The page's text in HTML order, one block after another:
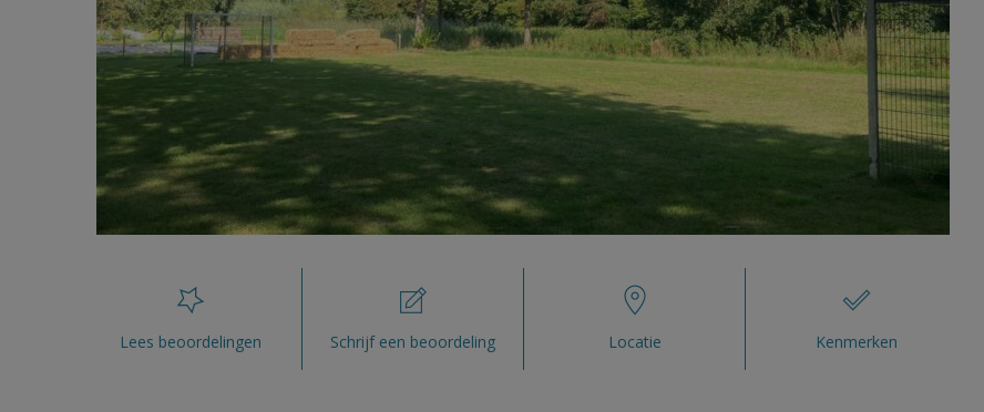
Lees beoordelingen Schrijf een beoordeling Locatie Kenmerken